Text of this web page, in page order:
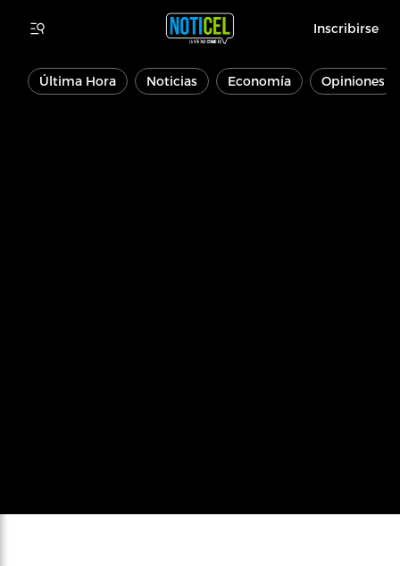
Inscribirse
Última Hora Noticias Economía Opiniones